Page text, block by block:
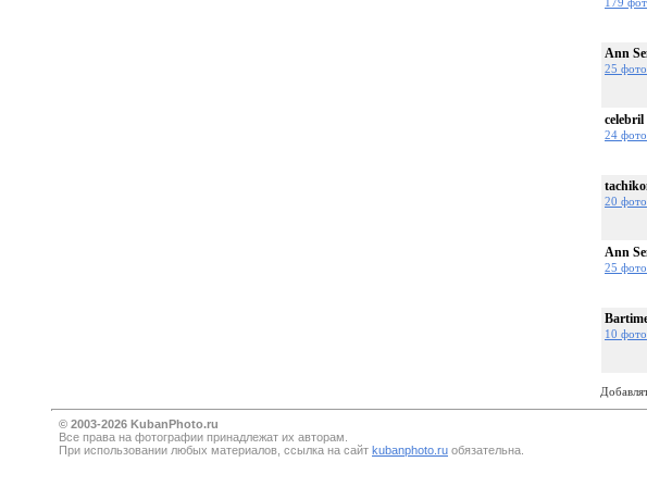
Ann
25 фото
celebril
24 фото
20 фото
Ann
25 фото
10 фото
© 2003-2026 KubanPhoto.ru
Все прaва на фотографии принадлежат их авторам.
При использовании любых материалов, ссылка на сайт kubanphoto.ru обязательна.